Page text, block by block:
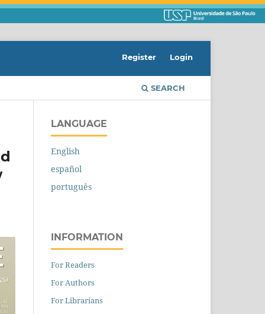
SEARCH
Register Login
LANGUAGE
English
español
português
INFORMATION
For Readers
For Authors
For Librarians